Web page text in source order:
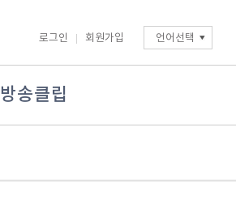
로그인 회원가입 언어선택
방송클립